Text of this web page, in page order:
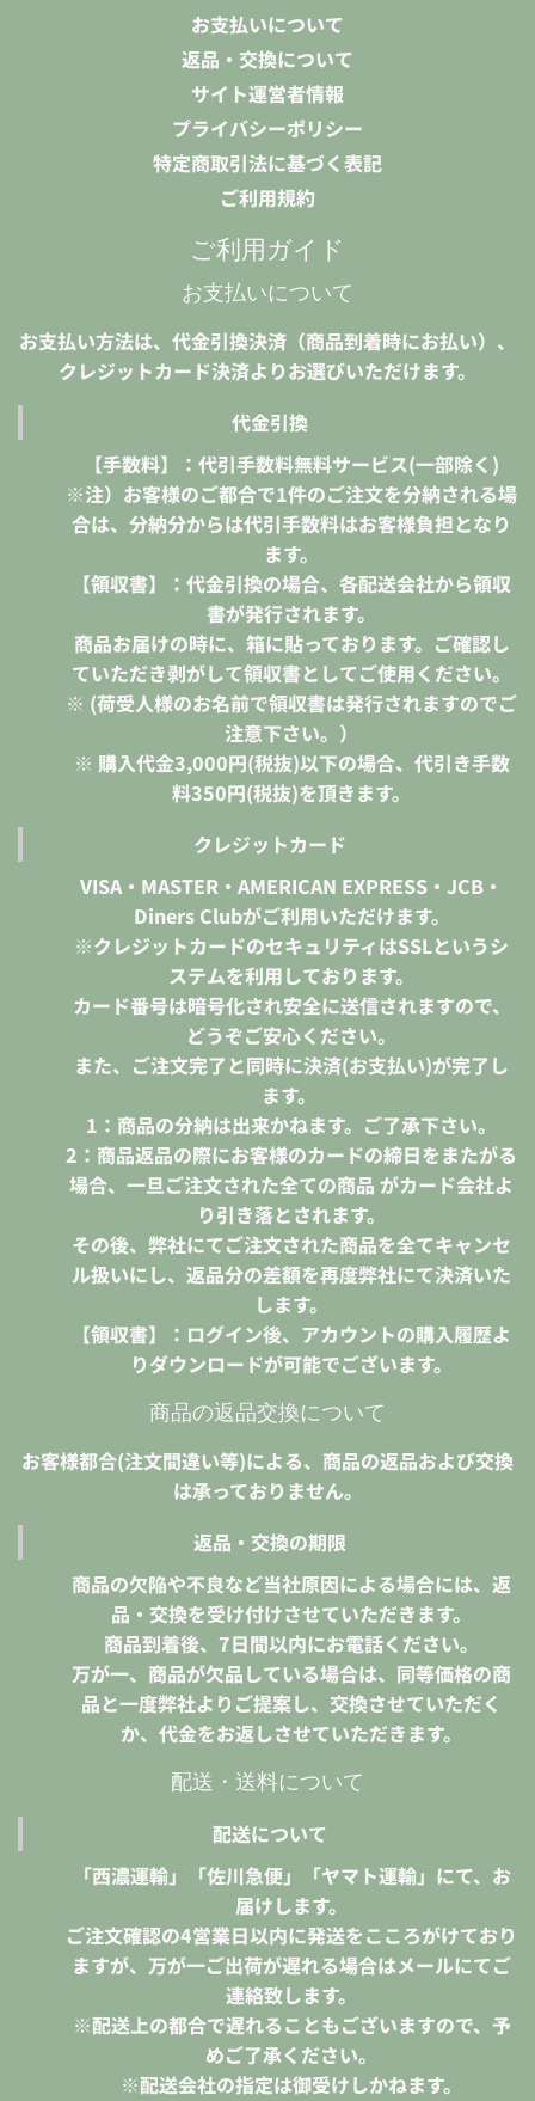
お支払いについて
返品・交換について
サイト運営者情報
プライバシーポリシー
特定商取引法に基づく表記
ご利用規約
ご利用ガイド
お支払いについて
お支払い方法は、代金引換決済（商品到着時にお払い）、
クレジットカード決済よりお選びいただけます。
代金引換
【手数料】：代引手数料無料サービス(一部除く)
※注）お客様のご都合で1件のご注文を分納される場
合は、分納分からは代引手数料はお客様負担となり
ます。
【領収書】：代金引換の場合、各配送会社から領収
書が発行されます。
商品お届けの時に、箱に貼っております。ご確認し
ていただき剥がして領収書としてご使用ください。
※ (荷受人様のお名前で領収書は発行されますのでご
注意下さい。）
※ 購入代金3,000円(税抜)以下の場合、代引き手数
料350円(税抜)を頂きます。
クレジットカード
VISA・MASTER・AMERICAN EXPRESS・JCB・
Diners Clubがご利用いただけます。
※クレジットカードのセキュリティはSSLというシ
ステムを利用しております。
カード番号は暗号化され安全に送信されますので、
どうぞご安心ください。
また、ご注文完了と同時に決済(お支払い)が完了し
ます。
1：商品の分納は出来かねます。ご了承下さい。
2：商品返品の際にお客様のカードの締日をまたがる
場合、一旦ご注文された全ての商品 がカード会社よ
り引き落とされます。
その後、弊社にてご注文された商品を全てキャンセ
ル扱いにし、返品分の差額を再度弊社にて決済いた
します。
【領収書】：ログイン後、アカウントの購入履歴よ
りダウンロードが可能でございます。
商品の返品交換について
お客様都合(注文間違い等)による、商品の返品および交換
は承っておりません。
返品・交換の期限
商品の欠陥や不良など当社原因による場合には、返
品・交換を受け付けさせていただきます。
商品到着後、7日間以内にお電話ください。
万が一、商品が欠品している場合は、同等価格の商
品と一度弊社よりご提案し、交換させていただく
か、代金をお返しさせていただきます。
配送・送料について
配送について
「西濃運輸」「佐川急便」「ヤマト運輸」にて、お
届けします。
ご注文確認の4営業日以内に発送をこころがけており
ますが、万が一ご出荷が遅れる場合はメールにてご
連絡致します。
※配送上の都合で遅れることもございますので、予
めご了承ください。
※配送会社の指定は御受けしかねます。